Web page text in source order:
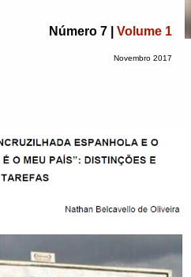
Número 7 | Volume 1
Novembro 2017